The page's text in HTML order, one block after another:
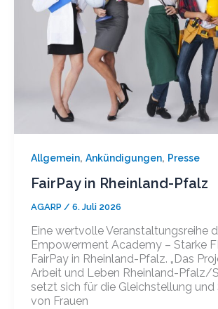
Allgemein, Ankündigungen, Presse
FairPay in Rheinland-Pfalz
AGARP / 6. Juli 2026
Eine wertvolle Veranstaltungsreihe
Empowerment Academy – Starke
FairPay in Rheinland-Pfalz. „Das
Arbeit und Leben Rheinland-Pfalz/
setzt sich für die Gleichstellung und
von Frauen